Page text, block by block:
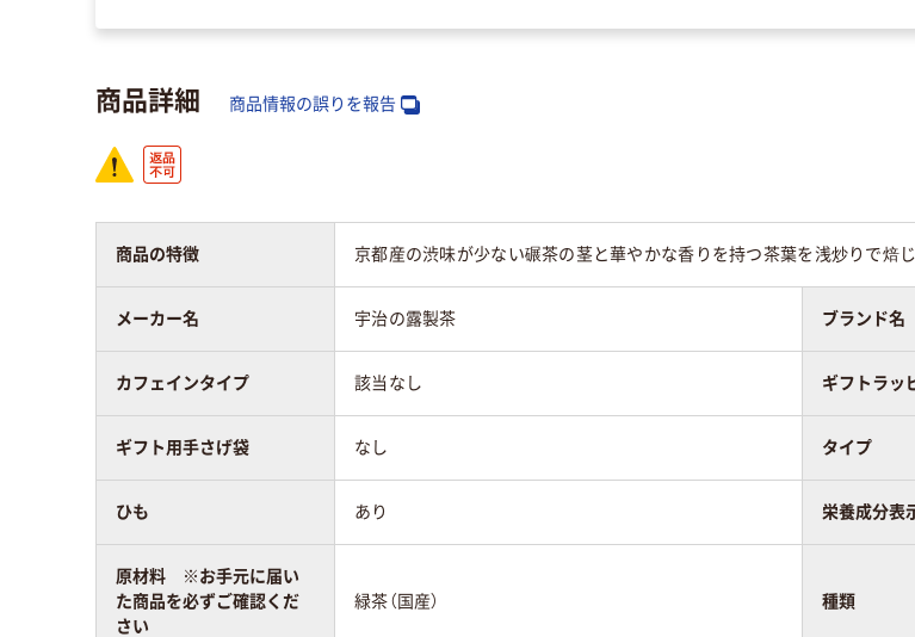
商品詳細 商品情報の誤りを報告
商品の特徴 京都産の渋味が少ない碾茶の茎と華やかな香りを持つ茶葉を浅炒りで焙
メーカー名 宇治の露製茶 ブランド名
カフェインタイプ 該当なし ギフトラッ
ギフト用手さげ袋 なし タイプ
ひも あり 栄養成分表
原材料 ※お手元に届い
た商品を必ずご確認くだ
さい
緑茶（国産） 種類